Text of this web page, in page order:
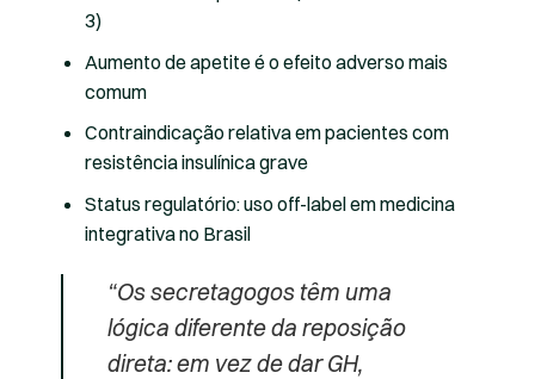
3)
Aumento de apetite é o efeito adverso mais
comum
Contraindicação relativa em pacientes com
resistência insulínica grave
Status regulatório: uso off-label em medicina
integrativa no Brasil
“Os secretagogos têm uma
lógica diferente da reposição
direta: em vez de dar GH,